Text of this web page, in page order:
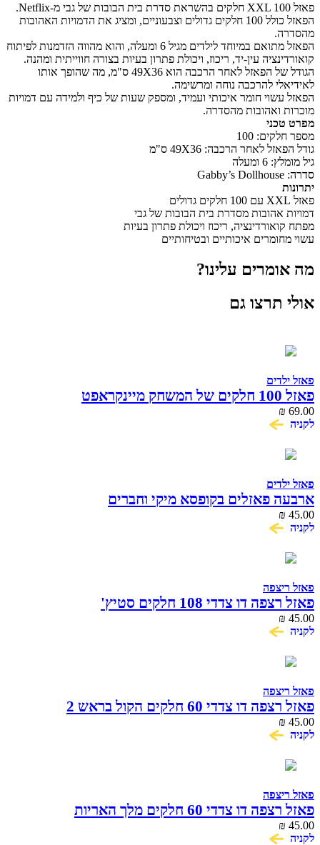
פאזל XXL 100 חלקים בהשראת סדרת בית הבובות של גבי מ-Netflix.
הפאזל כולל 100 חלקים גדולים וצבעוניים, ומציג את הדמויות האהובות
מהסדרה.
הפאזל מתואם במיוחד לילדים מגיל 6 ומעלה, והוא מהווה הזדמנות לפיתוח
קואורדינציה עין-יד, ריכוז, ויכולת פתרון בעיות בצורה חווייתית ומהנה.
הגודל של הפאזל לאחר הרכבה הוא 49X36 ס"מ, מה שהופך אותו
לאידיאלי להרכבה נוחה ומרשימה.
הפאזל עשוי חומר איכותי ועמיד, ומספק שעות של כיף ולמידה עם דמויות
מוכרות ואהובות מהסדרה.
מפרט טכני
מספר חלקים: 100
גודל הפאזל לאחר הרכבה: 49X36 ס"מ
גיל מומלץ: 6 ומעלה
סדרה: Gabby’s Dollhouse
יתרונות
פאזל XXL עם 100 חלקים גדולים
דמויות אהובות מסדרת בית הבובות של גבי
מפתח קואורדינציה, ריכוז ויכולת פתרון בעיות
עשוי מחומרים איכותיים ובטיחותיים
מה אומרים עלינו?
אולי תרצו גם
פאזל ילדים
פאזל 100 חלקים של המשחק מיינקראפט
₪ 69.00
לקניה
פאזל ילדים
ארבעה פאזלים בקופסא מיקי וחברים
₪ 45.00
לקניה
פאזל ריצפה
פאזל רצפה דו צדדי 108 חלקים סטיץ'
₪ 45.00
לקניה
פאזל ריצפה
פאזל רצפה דו צדדי 60 חלקים הקול בראש 2
₪ 45.00
לקניה
פאזל ריצפה
פאזל רצפה דו צדדי 60 חלקים מלך האריות
₪ 45.00
לקניה